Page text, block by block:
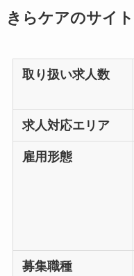
きらケアのサイ
取り扱い求人数
求人対応エリア
雇用形態
募集職種